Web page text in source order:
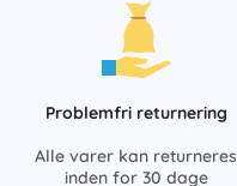
Problemfri returnering
Alle varer kan returneres
inden for 30 dage